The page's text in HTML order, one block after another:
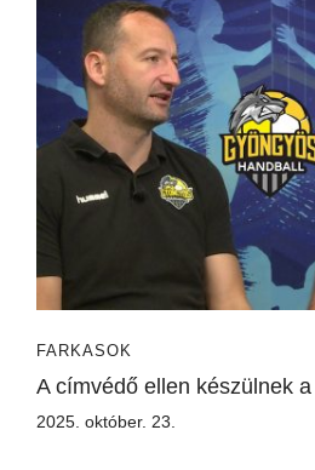
FARKASOK
A címvédő ellen készülnek
2025. október. 23.